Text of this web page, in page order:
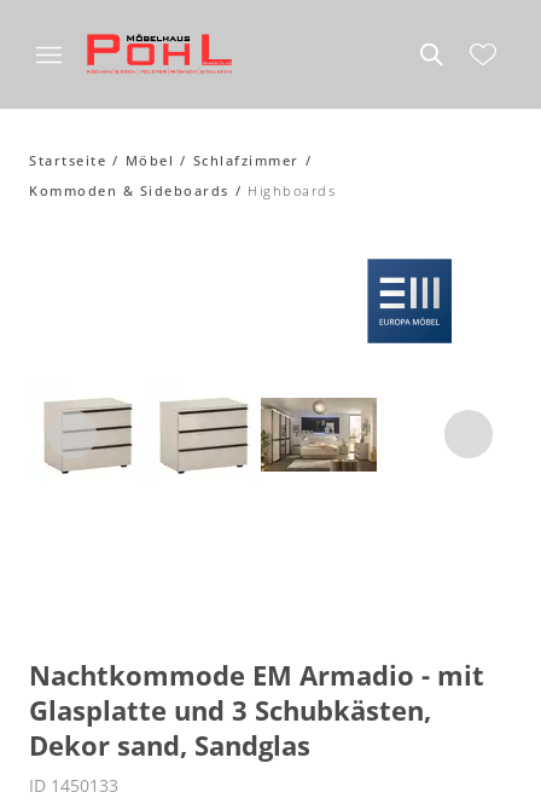
Startseite Möbel
Schlafzimmer
Kommoden & Sideboards
Highboards
Nachtkommode EM Armadio - mit
Glasplatte und 3 Schubkästen,
Dekor sand, Sandglas
ID 1450133